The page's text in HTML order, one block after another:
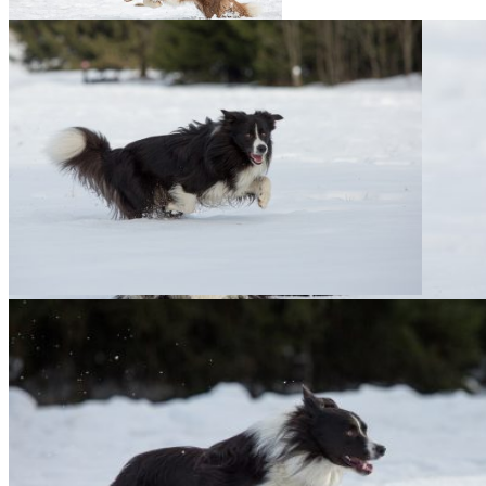
05|02|2017 – »Boun­ty« (Broad­
me­a­dows Dres­sed for Success)
05|02|2017 – »Nana« (Broad­me­a­
05|02|2017 – »Boun­ty« (Broad­me­a­dows Dres­sed for
05|02|2017 – »Boun­ty« (Broad­me­a­dows Dres­sed
for Success)